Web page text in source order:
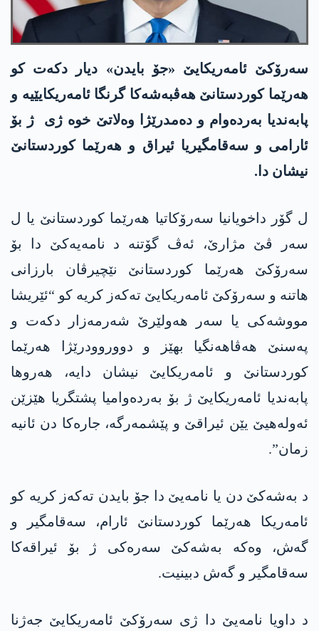
سەرۆکێ ئامەریکایێ «جۆ بایدن» دیار دکەت کو
ھەرێما کوردستانێ ھەڤبەشەکا گرنگا ئامەریکایێیە و
پابەندیا بەردەوام و دەمدرێژا وەلاتێ خوە ژی ژ بۆ
ئارامی و سەقامگیریا ئیراق و ھەرێما کوردستانێ
نیشان دا.
ل گۆر داخویانیا سەرۆکاتیا ھەرێما کوردستانێ یا ل
سەر ڤێ مژارێ، ئەڤ گۆتنە د نامەیەکێ دا بۆ
سەرۆکێ ھەرێما کوردستانێ نێچیرڤان بارزانی
ھاتنە و سەرۆکێ ئامەریکایێ تەکەز کریە کو “ئێریشا
مووشەکی یا سەر ھەولێرێ شەرمەزار دکەت و
پەسنێ ھەڤاھەنگیا بھێز و دووروودرێژا ھەرێما
کوردستانێ و ئامەریکایێ نیشان دایە، ھەروھا
پابەندیا ئامەریکایێ ژ بۆ بەردەوامیا پشتگریا ھێزێن
ئەولەھیێ یێن ئیراقێ و پێشمەرگە، جارەکا دن ئانیە
زمان”.
د بەشەکێ دن یا نامەیێ دا جۆ بایدن تەکەز کریە کو
ئامەریکا ھەرێما کوردستانێ ئارام، سەقامگیر و
گەش، وەکە بەشەکێ سەرەکی ژ بۆ ئیراقەکا
سەقامگیر و گەش دبینیت.
د داویا نامەیێ دا ژی سەرۆکێ ئامەریکایێ جەژنا